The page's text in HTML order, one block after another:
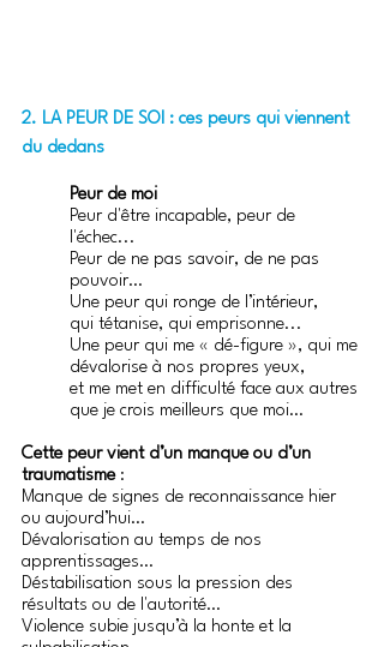
2. LA PEUR DE SOI : ces peurs qui viennent
du dedans
Peur de moi
Peur d'être incapable, peur de
l'échec...
Peur de ne pas savoir, de ne pas
pouvoir…
Une peur qui ronge de l’intérieur,
qui tétanise, qui emprisonne...
Une peur qui me « dé-figure », qui me
dévalorise à nos propres yeux,
et me met en difficulté face aux autres
que je crois meilleurs que moi…
Cette peur vient d’un manque ou d’un
traumatisme :
Manque de signes de reconnaissance hier
ou aujourd’hui…
Dévalorisation au temps de nos
apprentissages…
Déstabilisation sous la pression des
résultats ou de l'autorité…
Violence subie jusqu’à la honte et la